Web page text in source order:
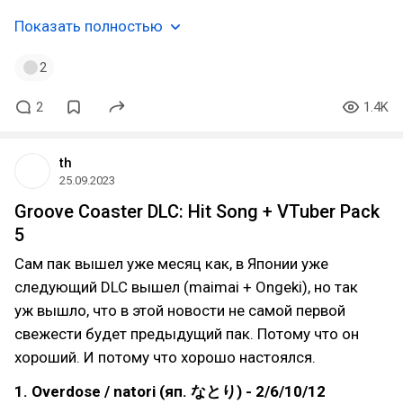
Показать полностью
2
2 1.4K
th
25.09.2023
Groove Coaster DLC: Hit Song + VTuber Pack
5
Сам пак вышел уже месяц как, в Японии уже
следующий DLC вышел (maimai + Ongeki), но так
уж вышло, что в этой новости не самой первой
свежести будет предыдущий пак. Потому что он
хороший. И потому что хорошо настоялся.
1. Overdose / natori (яп. なとり) - 2/6/10/12